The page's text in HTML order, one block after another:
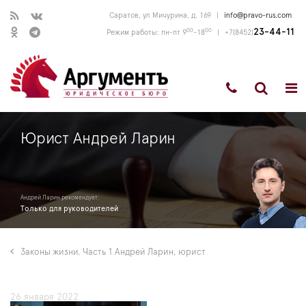
Саратов, ул Мичурина, д. 169 info@pravo-rus.com
Режим работы: пн-пт 900-1800 +7(8452)23-44-11
Юрист Андрей Ларин
Андрей Ларин рекомендует:
Только для руководителей
Законы жизни. Часть 1 Андрей Ларин, юрист
26 января 2022